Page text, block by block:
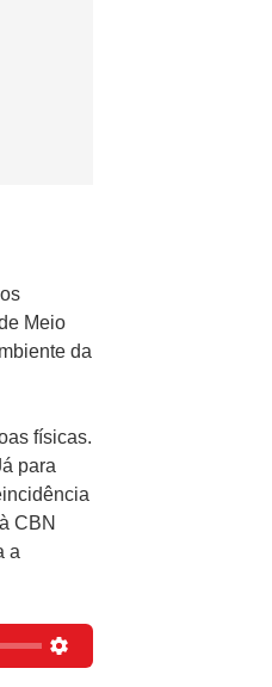
Meio
da
físicas.
para
CBN
a